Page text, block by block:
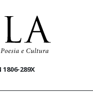
1806-289X